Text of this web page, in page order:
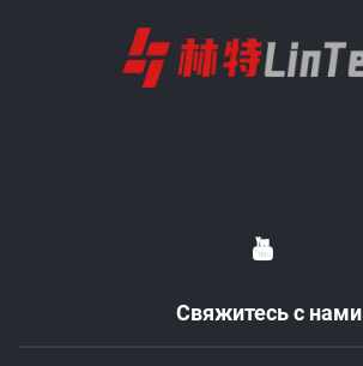
Свяжитесь с нами